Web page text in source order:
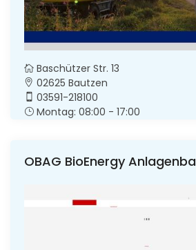
Baschützer Str. 13
02625 Bautzen
03591-218100
Montag: 08:00 - 17:00
OBAG BioEnergy